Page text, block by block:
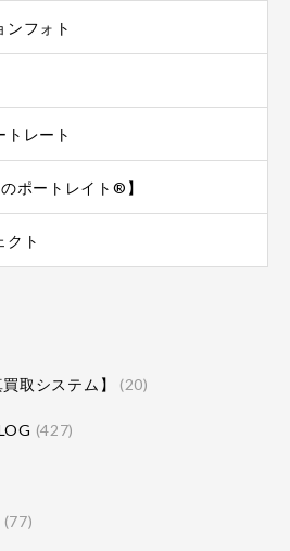
ンフォト
トレート
ポートレイト®】
クト
取システム】 (20)
(427)
(77)